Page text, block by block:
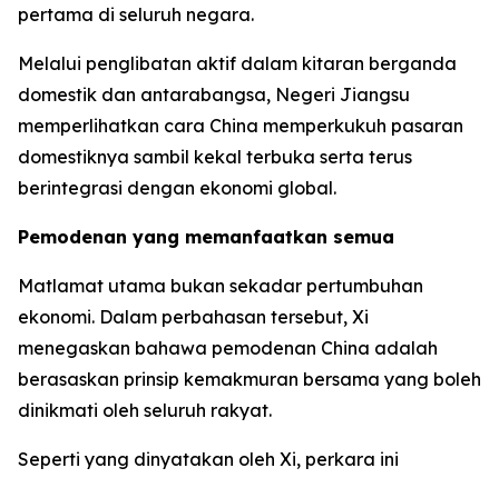
pertama di seluruh negara.
Melalui penglibatan aktif dalam kitaran berganda
domestik dan antarabangsa, Negeri Jiangsu
memperlihatkan cara China memperkukuh pasaran
domestiknya sambil kekal terbuka serta terus
berintegrasi dengan ekonomi global.
Pemodenan yang memanfaatkan semua
Matlamat utama bukan sekadar pertumbuhan
ekonomi. Dalam perbahasan tersebut, Xi
menegaskan bahawa pemodenan China adalah
berasaskan prinsip kemakmuran bersama yang boleh
dinikmati oleh seluruh rakyat.
Seperti yang dinyatakan oleh Xi, perkara ini